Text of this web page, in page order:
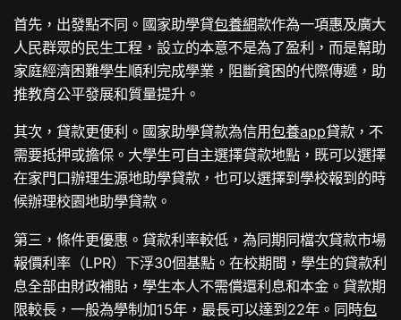
首先，出發點不同。國家助學貸包養網款作為一項惠及廣大
人民群眾的民生工程，設立的本意不是為了盈利，而是幫助
家庭經濟困難學生順利完成學業，阻斷貧困的代際傳遞，助
推教育公平發展和質量提升。
其次，貸款更便利。國家助學貸款為信用包養app貸款，不
需要抵押或擔保。大學生可自主選擇貸款地點，既可以選擇
在家門口辦理生源地助學貸款，也可以選擇到學校報到的時
候辦理校園地助學貸款。
第三，條件更優惠。貸款利率較低，為同期同檔次貸款市場
報價利率（LPR）下浮30個基點。在校期間，學生的貸款利
息全部由財政補貼，學生本人不需償還利息和本金。貸款期
限較長，一般為學制加15年，最長可以達到22年。同時包